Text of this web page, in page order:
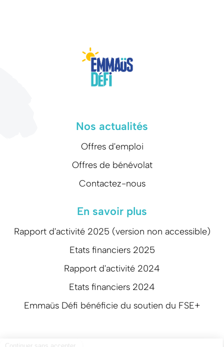
Nos actualités
Offres d'emploi
Offres de bénévolat
Contactez-nous
En savoir plus
Rapport d'activité 2025 (version non accessible)
Etats financiers 2025
Rapport d'activité 2024
Etats financiers 2024
Emmaüs Défi bénéficie du soutien du FSE+